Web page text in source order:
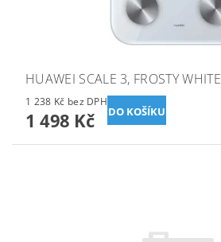
HUAWEI SCALE 3, FROSTY WHITE
1 238 Kč bez DPH
1 498 Kč